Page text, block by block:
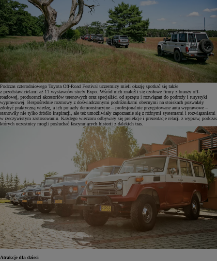
Podczas czterodniowego Toyota Off-Road Festival uczestnicy mieli okazję spotkać się także
z przedstawicielami aż 11 wystawców strefy Expo. Wśród nich znaleźli się czołowe firmy z branży off-
roadowej, producenci akcesoriów terenowych oraz specjaliści od sprzętu i rozwiązań do podróży i turystyki
wyprawowej. Bezpośrednie rozmowy z doświadczonymi podróżnikami obecnymi na stoiskach pozwalały
zdobyć praktyczną wiedzę, a ich pojazdy demonstracyjne – profesjonalnie przygotowane auta wyprawowe –
stanowiły nie tylko źródło inspiracji, ale też umożliwiały zapoznanie się z różnymi systemami i rozwiązaniami
w rzeczywistym zastosowaniu. Każdego wieczoru odbywały się prelekcje i prezentacje relacji z wypraw, podczas
których uczestnicy mogli posłuchać fascynujących historii z dalekich tras.
Atrakcje dla dzieci